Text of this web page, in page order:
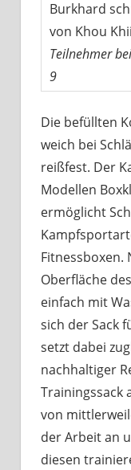
Burkhard
von Khou Khii
Teilnehmer
9
Die befüllten
weich bei
reißfest. Der
Modellen
ermöglicht
Fitnessboxen.
Oberfläche
einfach mit
sich der Sack
setzt dabei
nachhaltiger
Trainingssack
von
der Arbeit an
diesen